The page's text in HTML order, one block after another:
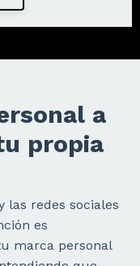
a
propia
las redes sociales
es
marca personal